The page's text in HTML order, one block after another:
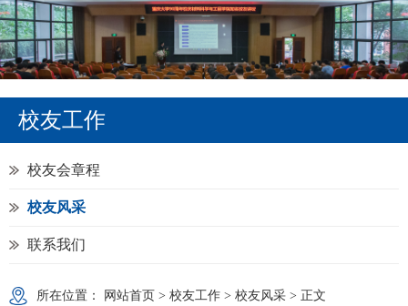
校友工作
校友会章程
校友风采
联系我们
所在位置： 网站首页 > 校友工作 > 校友风采 > 正文